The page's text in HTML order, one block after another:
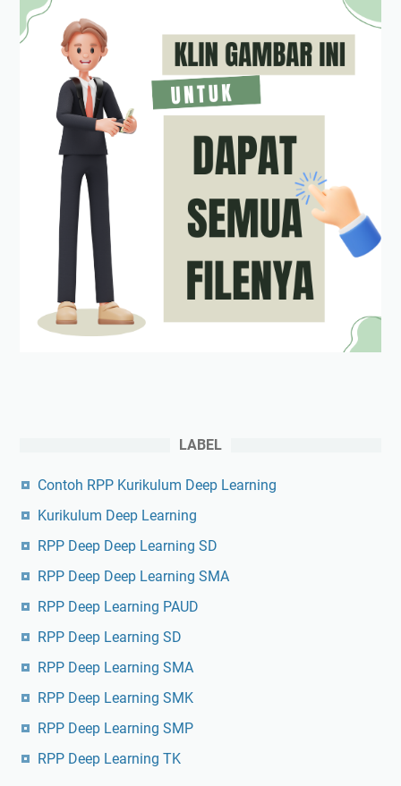
LABEL
Contoh RPP Kurikulum Deep Learning
Kurikulum Deep Learning
RPP Deep Deep Learning SD
RPP Deep Deep Learning SMA
RPP Deep Learning PAUD
RPP Deep Learning SD
RPP Deep Learning SMA
RPP Deep Learning SMK
RPP Deep Learning SMP
RPP Deep Learning TK